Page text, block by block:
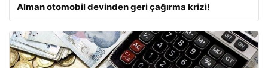
Alman otomobil devinden geri çağırma krizi!